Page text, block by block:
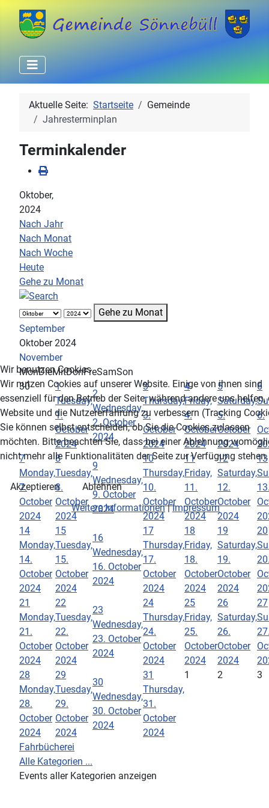
Aktuelle Seite: Startseite
Gemeinde
Jahresterminplan
Terminkalender
Oktober,
2024
Nach Jahr
Nach Monat
Nach Woche
Heute
Gehe zu Monat
Gehe zu Monat
September
Oktober 2024
November
MonDieMitDonFreSamSon
30
1
Tuesday,
1.
October
2024
2
Wednesday,
2. October
2024
3
Thursday,
3.
October
2024
4
Friday,
4.
October
2024
5
Saturday,
5.
October
2024
6
6.
7
Monday,
7.
October
2024
8
Tuesday,
8.
October
2024
9
Wednesday,
9. October
2024
10
Thursday,
10.
October
2024
11
Friday,
11.
October
2024
12
Saturday,
12.
October
2024
13
14
Monday,
14.
October
2024
15
Tuesday,
15.
October
2024
16
Wednesday,
16. October
2024
17
Thursday,
17.
October
2024
18
Friday,
18.
October
2024
19
Saturday,
19.
October
2024
20
21
Monday,
21.
October
2024
22
Tuesday,
22.
October
2024
23
Wednesday,
23. October
2024
24
Thursday,
24.
October
2024
25
Friday,
25.
October
2024
26
Saturday,
26.
October
2024
27
28
Monday,
28.
October
2024
29
Tuesday,
29.
October
2024
30
Wednesday,
30. October
2024
31
Thursday,
31.
October
2024
1 2 3
Fahrbücherei
Alle Kategorien ...
Events aller Kategorien anzeigen
Wir benutzen Cookies
Wir nutzen Cookies auf unserer Website. Einige von ihnen sind
essenziell für den Betrieb der Seite, während andere uns helfen,
Website und die Nutzererfahrung zu verbessern (Tracking
Sie können selbst entscheiden, ob Sie die Cookies zulassen
möchten. Bitte beachten Sie, dass bei einer Ablehnung
nicht mehr alle Funktionalitäten der Seite zur Verfügung stehen.
Akzeptieren
Ablehnen
Weitere Informationen|Impressum